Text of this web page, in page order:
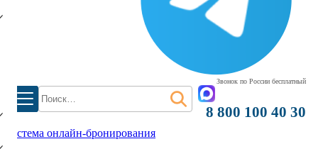
Найти:
Звонок по России бесплатный
8 800 100 40 30
система онлайн-бронирования